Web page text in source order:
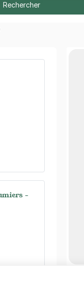
Rechercher
-